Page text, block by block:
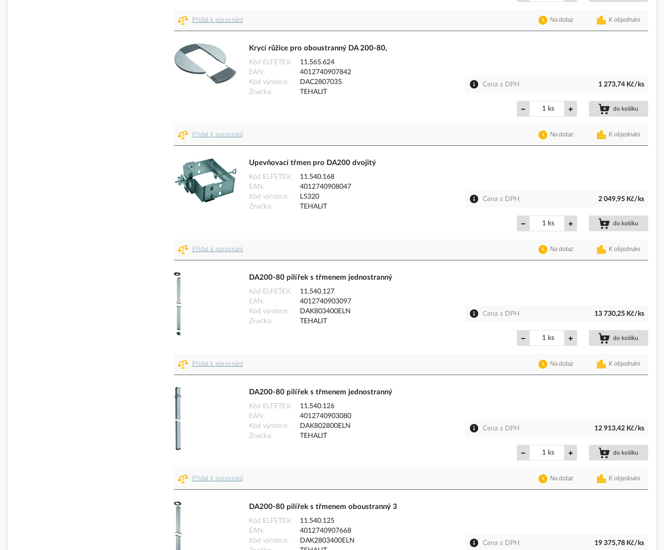
Přidat k porovnání K objednání
Na dotaz
Krycí růžice pro oboustranný DA 200-80,
Kód ELFETEX
11.565.624
EAN
4012740907842
Kód výrobce
DAC2807035
Značka
TEHALIT
Cena s DPH 1 273,74 Kč/ks
ks do košíku
Přidat k porovnání K objednání
Na dotaz
Upevňovací třmen pro DA200 dvojitý
Kód ELFETEX
11.540.168
EAN
4012740908047
Kód výrobce
L5320
Značka
TEHALIT
Cena s DPH 2 049,95 Kč/ks
ks do košíku
Přidat k porovnání K objednání
Na dotaz
DA200-80 pilířek s třmenem jednostranný
Kód ELFETEX
11.540.127
EAN
4012740903097
Kód výrobce
DAK803400ELN
Značka
TEHALIT
Cena s DPH 13 730,25 Kč/ks
ks do košíku
Přidat k porovnání K objednání
Na dotaz
DA200-80 pilířek s třmenem jednostranný
Kód ELFETEX
11.540.126
EAN
4012740903080
Kód výrobce
DAK802800ELN
Značka
TEHALIT
Cena s DPH 12 913,42 Kč/ks
ks do košíku
Přidat k porovnání K objednání
Na dotaz
DA200-80 pilířek s třmenem oboustranný 3
Kód ELFETEX
11.540.125
EAN
4012740907668
Kód výrobce
DAK2803400ELN
Cena s DPH 19 375,78 Kč/ks